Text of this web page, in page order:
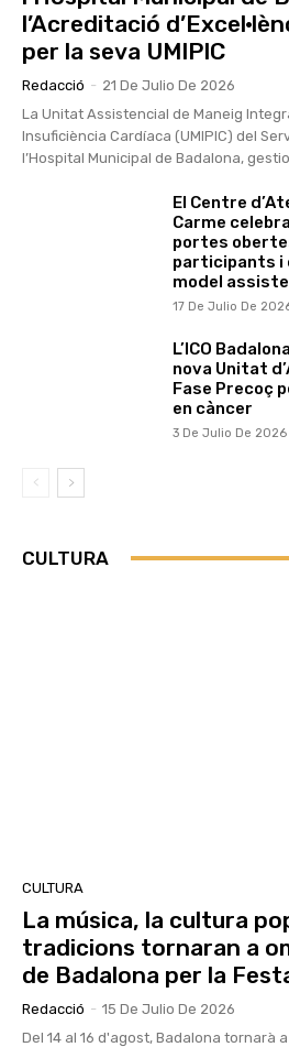
l’Acreditació
per la seva UMIPIC
Redacció - 21 De Julio De 2026
La Unitat Assistencial de Maneig
Insuficiència Cardíaca (UMIPIC) del
l’Hospital Municipal de Badalona,
El Centre
Carme
portes
participants i
model
17 De Julio De
L’ICO
nova Unitat
Fase Precoç
en càncer
3 De Julio De 2026
CULTURA
CULTURA
La música, la cultura
tradicions tornaran a
de Badalona per la
Redacció - 15 De Julio De 2026
Del 14 al 16 d'agost, Badalona tornarà